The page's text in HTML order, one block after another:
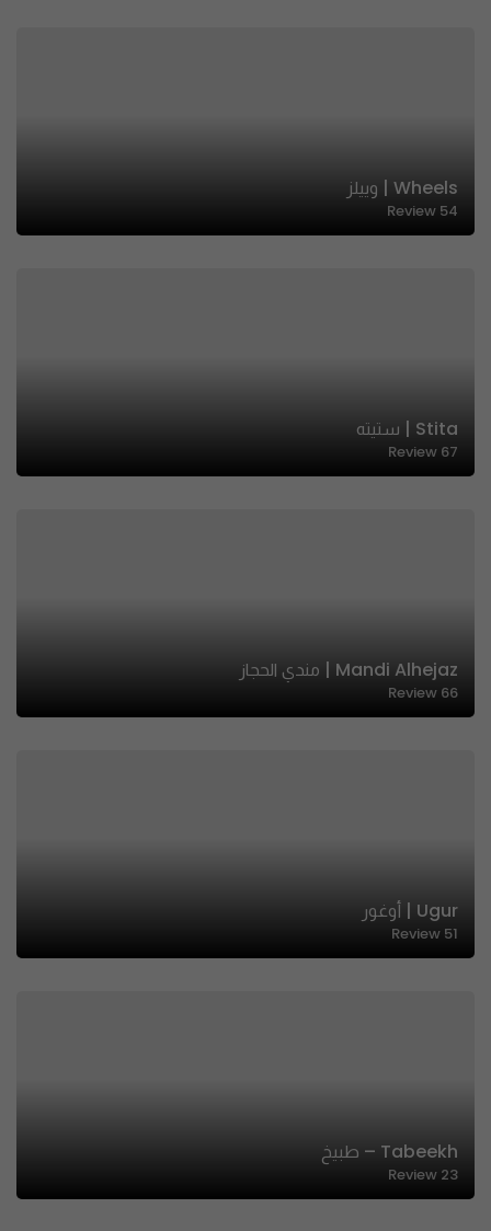
Wheels | وييلز
54
Review
Stita | ستيته
67
Review
Mandi Alhejaz | مندي الحجاز
66
Review
Ugur | أوغور
51
Review
Tabeekh – طبيخ
23
Review